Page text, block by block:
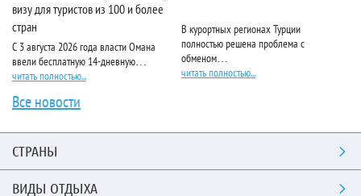
визу для туристов из 100 и более
стран
С 3 августа 2026 года власти Омана
ввели бесплатную 14-дневную…
читать полностью...
В курортных регионах Турции
полностью решена проблема с
обменом…
читать полностью...
Все новости
СТРАНЫ
ВИДЫ ОТДЫХА